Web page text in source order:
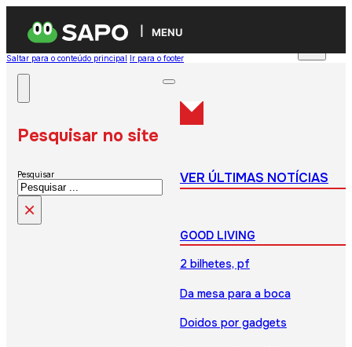
MENU
Saltar para o conteúdo principal Ir para o footer
Pesquisar no site
Pesquisar
×
VER ÚLTIMAS NOTÍCIAS
GOOD LIVING
2 bilhetes, pf
Da mesa para a boca
Doidos por gadgets